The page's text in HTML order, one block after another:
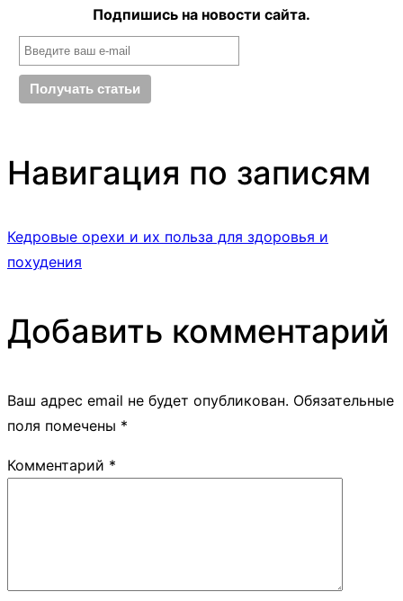
Подпишись на новости сайта.
Навигация по записям
Кедровые орехи и их польза для здоровья и
похудения
Добавить комментарий
Ваш адрес email не будет опубликован. Обязательные
поля помечены *
Комментарий *